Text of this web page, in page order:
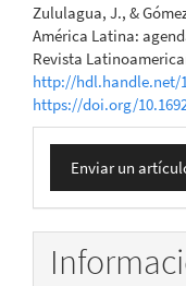
Zululagua, J., &
América Latina:
Revista
http://hdl.handle.net/
https://doi.org/
Enviar
un
artículo
Enviar un